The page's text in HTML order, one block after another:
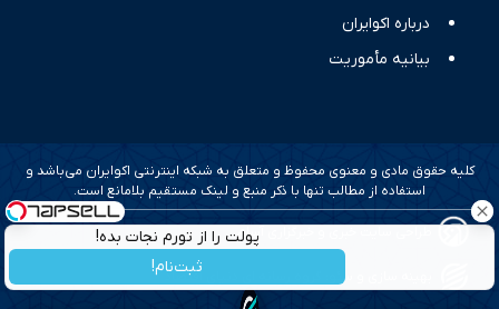
پولت را از تورم نجات بده!
ثبت‌نام!
درباره اکوایران
بیانیه مأموریت
کلیه حقوق مادی و معنوی محفوظ و متعلق به شبکه اینترنتی اکوایران می‌باشد و
استفاده از مطالب تنها با ذکر منبع و لینک مستقیم بلامانع است.
طراحی سایت خبری و خبرگزاری آسام
بهینه سازی و سئو؛ گروه رسانه ای دنیای اقتصاد